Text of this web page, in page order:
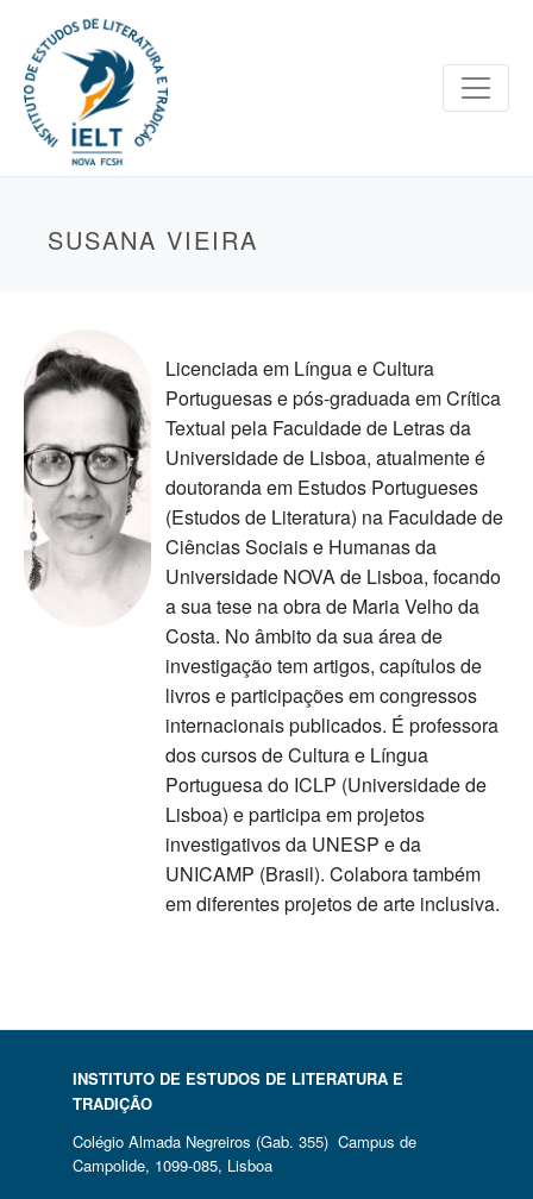
SUSANA VIEIRA
Licenciada em Língua e Cultura
Portuguesas e pós-graduada em Crítica
Textual pela Faculdade de Letras da
Universidade de Lisboa, atualmente é
doutoranda em Estudos Portugueses
(Estudos de Literatura) na Faculdade de
Ciências Sociais e Humanas da
Universidade NOVA de Lisboa, focando
a sua tese na obra de Maria Velho da
Costa. No âmbito da sua área de
investigação tem artigos, capítulos de
livros e participações em congressos
internacionais publicados. É professora
dos cursos de Cultura e Língua
Portuguesa do ICLP (Universidade de
Lisboa) e participa em projetos
investigativos da UNESP e da
UNICAMP (Brasil). Colabora também
em diferentes projetos de arte inclusiva.
INSTITUTO DE ESTUDOS DE LITERATURA E
TRADIÇÃO
Colégio Almada Negreiros (Gab. 355) Campus de
Campolide, 1099-085, Lisboa